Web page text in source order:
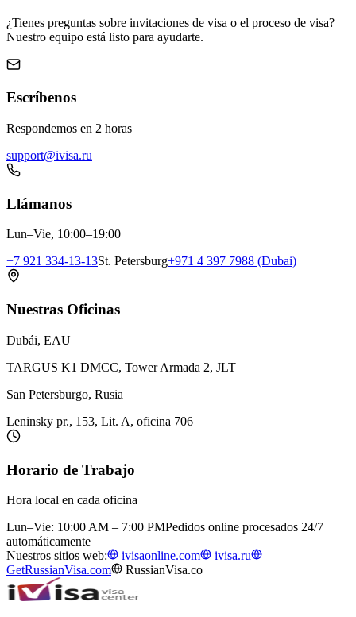
¿Tienes preguntas sobre invitaciones de visa o el proceso de visa?
Nuestro equipo está listo para ayudarte.
Escríbenos
Respondemos en 2 horas
support@ivisa.ru
Llámanos
Lun–Vie, 10:00–19:00
+7 921 334-13-13St. Petersburg+971 4 397 7988 (Dubai)
Nuestras Oficinas
Dubái, EAU
TARGUS K1 DMCC, Tower Armada 2, JLT
San Petersburgo, Rusia
Leninsky pr., 153, Lit. A, oficina 706
Horario de Trabajo
Hora local en cada oficina
Lun–Vie: 10:00 AM – 7:00 PMPedidos online procesados 24/7
automáticamente
Nuestros sitios web:
ivisaonline.com
ivisa.ru
GetRussianVisa.com
RussianVisa.co